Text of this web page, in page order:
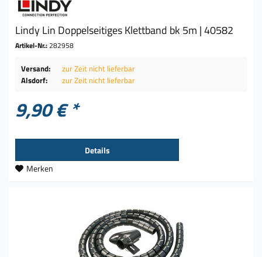
Lindy Lin Doppelseitiges Klettband bk 5m | 40582
Artikel-Nr.:282958
Versand:
zur Zeit nicht lieferbar
Alsdorf:
zur Zeit nicht lieferbar
9,90 € *
Details
Merken